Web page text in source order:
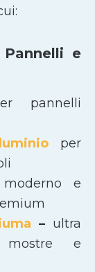
e
pannelli
per
moderno e
– ultra
mostre e